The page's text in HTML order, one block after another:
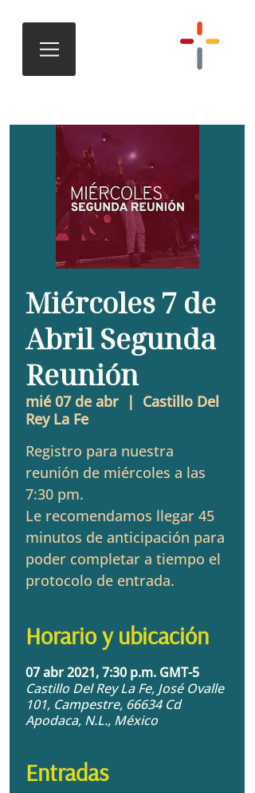
Miércoles 7 de
Abril Segunda
Reunión
mié 07 de abr
  |
Castillo Del
Rey La Fe
Registro para nuestra
reunión de miércoles a las
7:30 pm.
Le recomendamos llegar 45
minutos de anticipación para
poder completar a tiempo el
protocolo de entrada.
Horario y ubicación
07 abr 2021, 7:30 p.m. GMT-5
Castillo Del Rey La Fe, José Ovalle
101, Campestre, 66634 Cd
Apodaca, N.L., México
Entradas